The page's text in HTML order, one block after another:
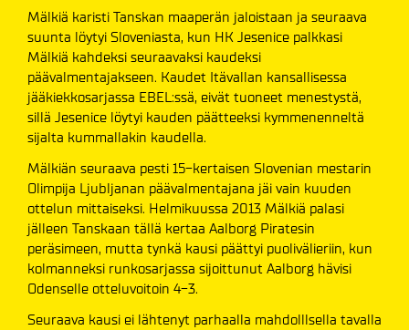
Mälkiä karisti Tanskan maaperän jaloistaan ja seuraava
suunta löytyi Sloveniasta, kun HK Jesenice palkkasi
Mälkiä kahdeksi seuraavaksi kaudeksi
päävalmentajakseen. Kaudet Itävallan kansallisessa
jääkiekkosarjassa EBEL:ssä, eivät tuoneet menestystä,
sillä Jesenice löytyi kauden päätteeksi kymmenenneltä
sijalta kummallakin kaudella.
Mälkiän seuraava pesti 15-kertaisen Slovenian mestarin
Olimpija Ljubljanan päävalmentajana jäi vain kuuden
ottelun mittaiseksi. Helmikuussa 2013 Mälkiä palasi
jälleen Tanskaan tällä kertaa Aalborg Piratesin
peräsimeen, mutta tynkä kausi päättyi puolivälieriin, kun
kolmanneksi runkosarjassa sijoittunut Aalborg hävisi
Odenselle otteluvoitoin 4-3.
Seuraava kausi ei lähtenyt parhaalla mahdolllsella tavalla